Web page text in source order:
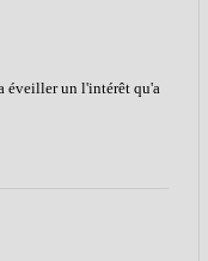
éveiller un l'intérêt qu'a